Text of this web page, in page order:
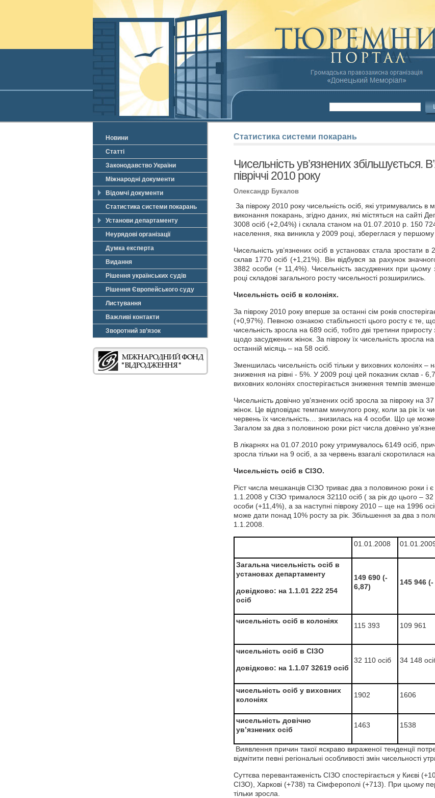
Новини
Статті
Законодавство України
Міжнародні документи
Відомчі документи
Статистика системи покарань
Установи департаменту
Неурядові організації
Думка експерта
Видання
Рішення українських судів
Рішення Європейського суду
Листування
Важливі контакти
Зворотний зв’язок
Статистика системи покарань
Чисельність ув’язнених збільшується.
півріччі 2010 року
Олександр Букалов
За півроку 2010 року чисельність осіб, які утримувались
виконання покарань, згідно даних, які містяться на сайті
3008 осіб (+2,04%) і склала станом на 01.07.2010 р. 150
населення, яка виникла у 2009 році, збереглася у першому
Чисельність ув’язнених осіб в установах стала зростати
склав 1770 осіб (+1,21%). Він відбувся за рахунок
3882 особи (+ 11,4%). Чисельність засуджених при
році складові загального росту чисельності розширились.
Чисельність осіб в колоніях.
За півроку 2010 року вперше за останні сім років
(+0,97%). Певною ознакою стабільності цього росту є те,
чисельність зросла на 689 осіб, тобто дві третини приросту
щодо засуджених жінок. За півроку їх чисельність зросла
останній місяць – на 58 осіб.
Зменшилась чисельність осіб тільки у виховних колоніях
зниження на рівні - 5%. У 2009 році цей показник склав -
виховних колоніях спостерігається зниження темпів
Чисельність довічно ув’язнених осіб зросла за півроку на
жінок. Це відповідає темпам минулого року, коли за рік їх
червень їх чисельність… знизилась на 4 особи. Що це
Загалом за два з половиною роки ріст числа довічно
В лікарнях на 01.07.2010 року утримувалось 6149 осіб,
зросла тільки на 9 осіб, а за червень взагалі скоротилася на
Чисельність осіб в СІЗО.
Ріст числа мешканців СІЗО триває два з половиною роки і
1.1.2008 у СІЗО трималося 32110 осіб ( за рік до цього –
особи (+11,4%), а за наступні півроку 2010 – ще на 1996
може дати понад 10% росту за рік. Збільшення за два з
1.1.2008.
01.01.2008
Загальна чисельність осіб в
установах департаменту
довідково: на 1.1.01 222 254
осіб
149 690 (-
6,87)
145 946 (-
чисельність осіб в колоніях
115 393 109 961
чисельність осіб в СІЗО
довідково: на 1.1.07 32619 осіб
32 110 осіб 34 148
чисельність осіб у виховних
колоніях
1902 1606
чисельність довічно
ув’язнених осіб
1463 1538
Виявлення причин такої яскраво вираженої тенденції
відмітити певні регіональні особливості змін чисельності
Суттєва перевантаженість СІЗО спостерігається у Києві
СІЗО), Харкові (+738) та Сімферополі (+713). При цьому
тільки зросла.